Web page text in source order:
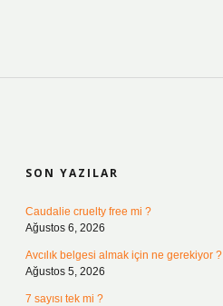
SON YAZILAR
Caudalie cruelty free mi ?
Ağustos 6, 2026
Avcılık belgesi almak için ne gerekiyor ?
Ağustos 5, 2026
7 sayısı tek mi ?